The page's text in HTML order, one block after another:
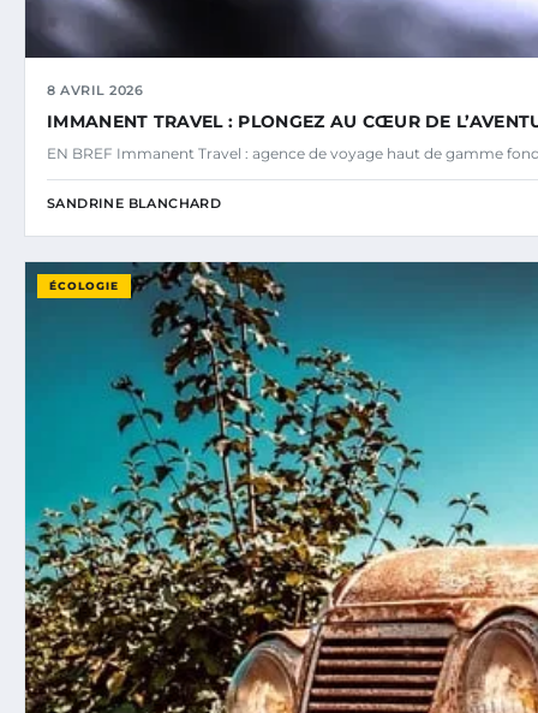
8 AVRIL 2026
IMMANENT TRAVEL : PLONGEZ AU CŒUR DE
EN BREF Immanent Travel : agence de voyage haut de gamme
SANDRINE BLANCHARD
ÉCOLOGIE